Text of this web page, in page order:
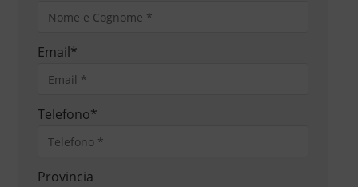
Email*
Telefono*
Provincia